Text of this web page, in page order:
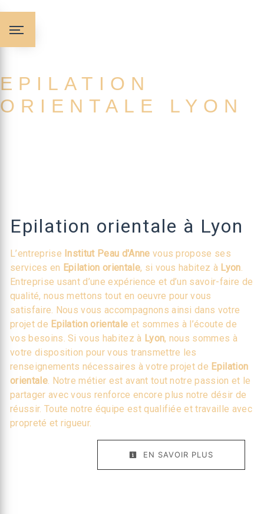
EPILATION
ORIENTALE LYON
Epilation orientale à Lyon
L’entreprise Institut Peau d'Anne vous propose ses
services en Epilation orientale, si vous habitez à Lyon.
Entreprise usant d’une expérience et d’un savoir-faire de
qualité, nous mettons tout en oeuvre pour vous
satisfaire. Nous vous accompagnons ainsi dans votre
projet de Epilation orientale et sommes à l’écoute de
vos besoins. Si vous habitez à Lyon, nous sommes à
votre disposition pour vous transmettre les
renseignements nécessaires à votre projet de Epilation
orientale. Notre métier est avant tout notre passion et le
partager avec vous renforce encore plus notre désir de
réussir. Toute notre équipe est qualifiée et travaille avec
propreté et rigueur.
EN SAVOIR PLUS